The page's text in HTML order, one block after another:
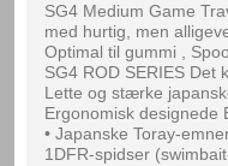
SG4 Medium Game
med hurtig, men
Optimal til gummi ,
SG4 ROD SERIES
Lette og stærke
Ergonomisk designede
• Japanske Toray-
1DFR-spidser